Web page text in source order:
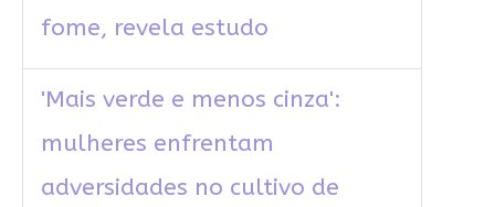
fome, revela estudo
'Mais verde e menos cinza':
mulheres enfrentam
adversidades no cultivo de